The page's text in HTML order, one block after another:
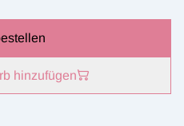
hinzufügen